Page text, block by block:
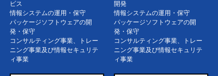
ビス
情報システムの運用・保守
パッケージソフトウェアの開
発・保守
コンサルティング事業、トレー
ニング事業及び情報セキュリテ
ィ事業
開発
情報システムの運用・保守
パッケージソフトウェアの開
発・保守
コンサルティング事業、トレー
ニング事業及び情報セキュリテ
ィ事業